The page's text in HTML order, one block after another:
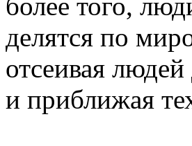
более того,
делятся по
отсеивая
и приближая